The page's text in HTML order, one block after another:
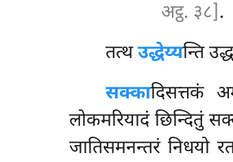
अट्ठ. ३८] .
तत्थउद्धेय्यन्ति
सक्कादिसत्तकं
लोकमरियादं छिन्दितुं
जातिसमनन्तरं निधयो